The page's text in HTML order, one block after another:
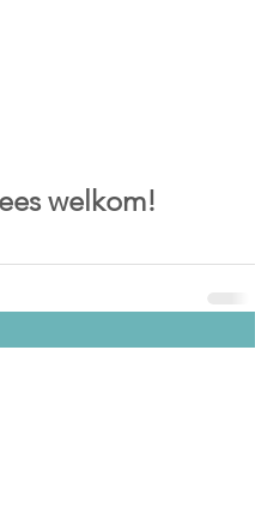
welkom!